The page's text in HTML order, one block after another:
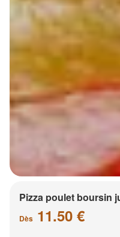
Pizza poulet boursin
Dès 11.50 €